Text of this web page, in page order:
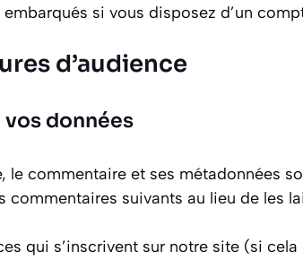
si vous disposez d’un
d’audience
données
le commentaire et ses métadonnées
commentaires suivants au lieu de les
qui s’inscrivent sur notre site (si